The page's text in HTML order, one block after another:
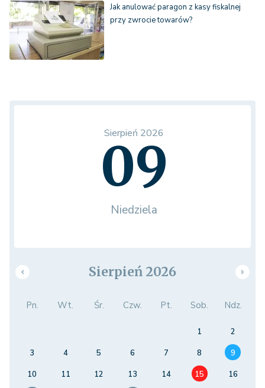
Jak anulować paragon z kasy fiskalnej
przy zwrocie towarów?
Sierpień 2026
09
Niedziela
Sierpień 2026
Pn. Wt. Śr. Czw. Pt. Sob. Ndz.
1
2
3
4 5 6 7 8
9
10
11 12 13 14 15
16